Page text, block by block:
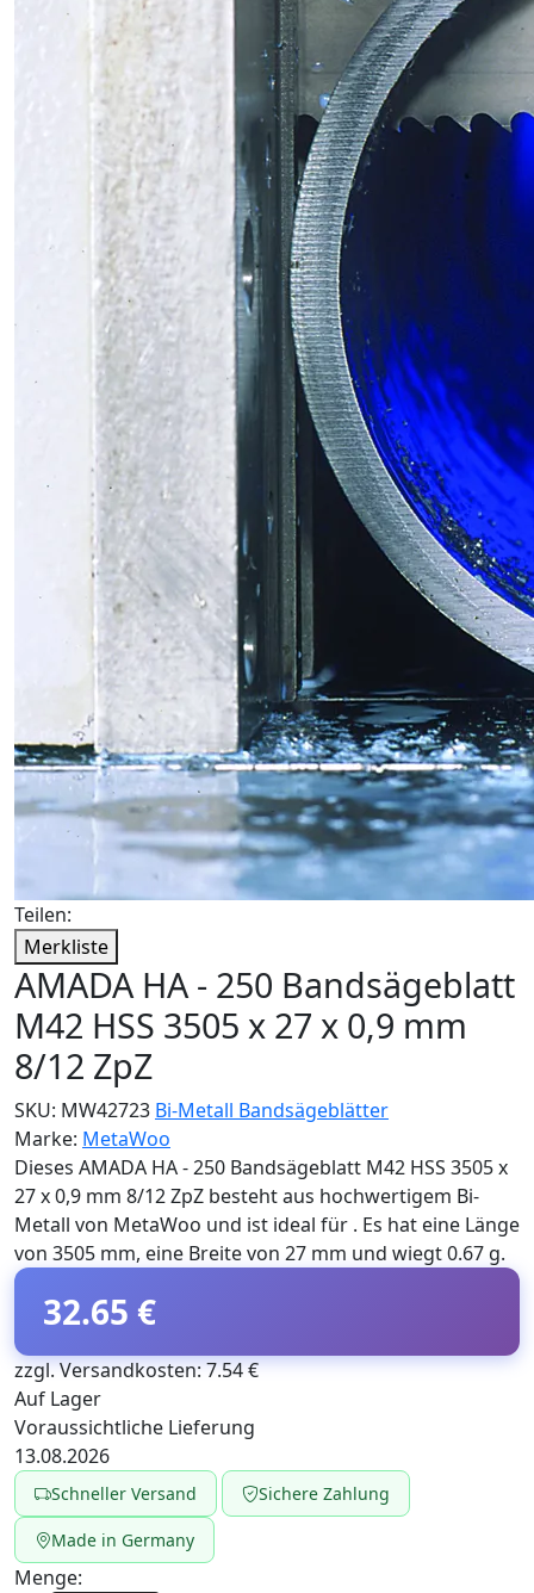
Teilen:
Merkliste
AMADA HA - 250 Bandsägeblatt
M42 HSS 3505 x 27 x 0,9 mm
8/12 ZpZ
SKU: MW42723 Bi-Metall Bandsägeblätter
Marke: MetaWoo
Dieses AMADA HA - 250 Bandsägeblatt M42 HSS 3505 x
27 x 0,9 mm 8/12 ZpZ besteht aus hochwertigem Bi-
Metall von MetaWoo und ist ideal für . Es hat eine Länge
von 3505 mm, eine Breite von 27 mm und wiegt 0.67 g.
32.65 €
zzgl. Versandkosten: 7.54 €
Auf Lager
Voraussichtliche Lieferung
13.08.2026
Schneller Versand Sichere Zahlung
Made in Germany
Menge: